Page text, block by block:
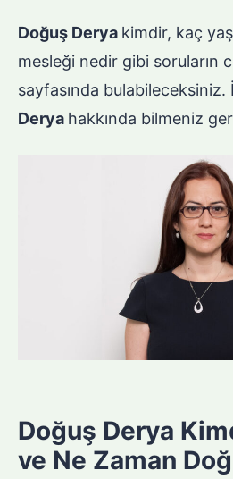
Doğuş Derya kimdir, kaç
mesleği nedir gibi soruların
sayfasında bulabileceksiniz.
Derya hakkında bilmeniz
Doğuş Derya
ve Ne Zaman